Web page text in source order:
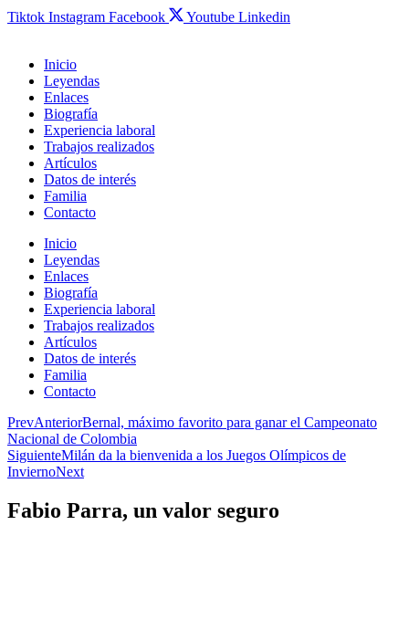
Tiktok Instagram Facebook Youtube Linkedin
Inicio
Leyendas
Enlaces
Biografía
Experiencia laboral
Trabajos realizados
Artículos
Datos de interés
Familia
Contacto
Inicio
Leyendas
Enlaces
Biografía
Experiencia laboral
Trabajos realizados
Artículos
Datos de interés
Familia
Contacto
PrevAnteriorBernal, máximo favorito para ganar el Campeonato
Nacional de Colombia
SiguienteMilán da la bienvenida a los Juegos Olímpicos de
InviernoNext
Fabio Parra, un valor seguro